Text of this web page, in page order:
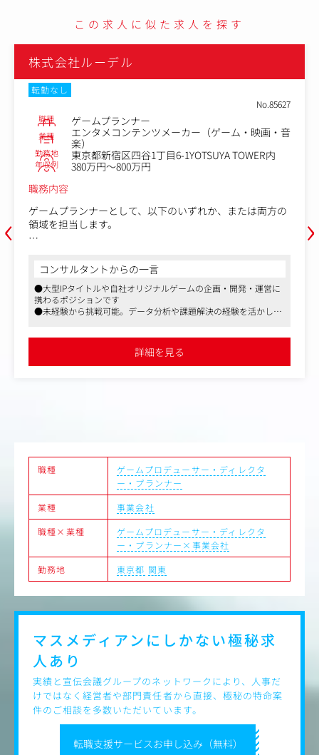
この求人に似た求人を探す
‹
株式会社ルーデル
転勤なし
No.85627
職種 ゲームプランナー
業種
エンタメコンテンツメーカー（ゲーム・映画・音
楽）
勤務地 東京都新宿区四谷1丁目6-1YOTSUYA TOWER内
年収例
380万円～800万円
職務内容
ゲームプランナーとして、以下のいずれか、または両方の
領域を担当します。
ユーザー心理を理解した魅力的なエンタメ体験を提供し、
所属タイトルの売上最大化を担います。
〈業務例〉
・ゲーム内イベント企画、ガチャ設計
・KPI改善施策の立案
・ゲーム内クリエイティブの制作依頼 等
・リリース後の収益性を決める、マネタイズ戦略の設計
・社内外ステークホルダーとの折衝 等
また、ゲーム内の新機能追加依頼やイラストの製作依頼な
どエンジニアやデザイナーといった他ポジションを巻き込
み、ゲームを作り込んでいくポジションです。
コンサルタントからの一言
●大型IPタイトルや自社オリジナルゲームの企画・開発・運営に
携わるポジションです
●未経験から挑戦可能。データ分析や課題解決の経験を活かし、
詳細を見る
›
職種
ゲームプロデューサー・ディレクタ
ー・プランナー
業種
事業会社
職種×業種
ゲームプロデューサー・ディレクタ
ー・プランナー×事業会社
勤務地
東京都 関東
転職支援サービスお申し込み（無料）
マスメディアンにしかない極秘求
人あり
実績と宣伝会議グループのネットワークにより、人事だ
けではなく経営者や部門責任者から直接、極秘の特命案
件のご相談を多数いただいています。